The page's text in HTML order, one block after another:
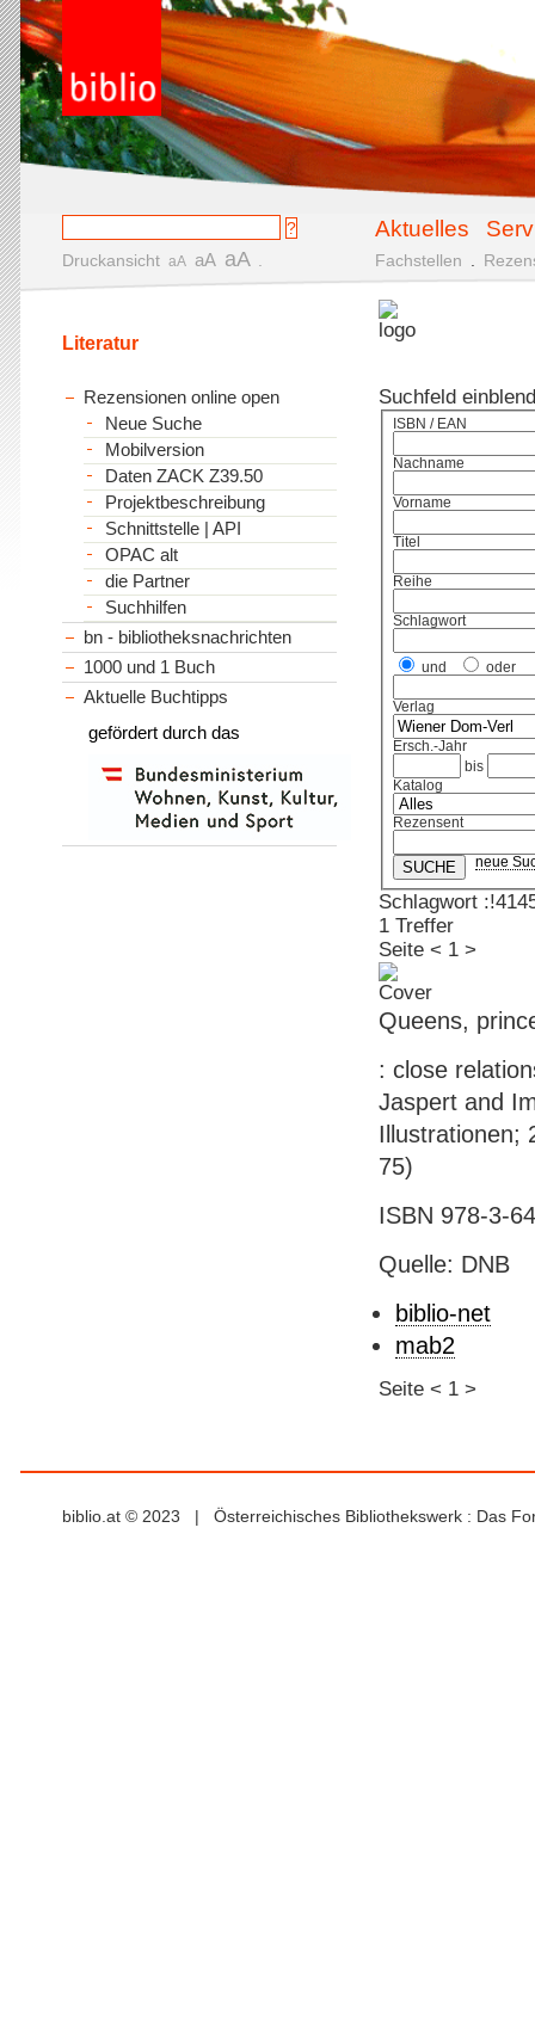
Aktuelles
Druckansicht aA aA aA Fachstellen
Suchfeld
ISBN / EAN
Nachname
Vorname
Titel
Reihe
Schlagwort
und oder
Verlag
Ersch.-Jahr
bis
Katalog
Rezensent
neue
Schlagwort
1 Treffer
Seite < 1 >
Queens,
: close
Jaspert and
Illustrationen;
75)
ISBN 978-3-
Quelle: DNB
biblio-net
mab2
Seite < 1 >
Literatur
Rezensionen online open
Neue Suche
Mobilversion
Daten ZACK Z39.50
Projektbeschreibung
Schnittstelle | API
OPAC alt
die Partner
Suchhilfen
bn - bibliotheksnachrichten
1000 und 1 Buch
Aktuelle Buchtipps
gefördert durch das
biblio.at © 2023 | Österreichisches Bibliothekswerk : Das